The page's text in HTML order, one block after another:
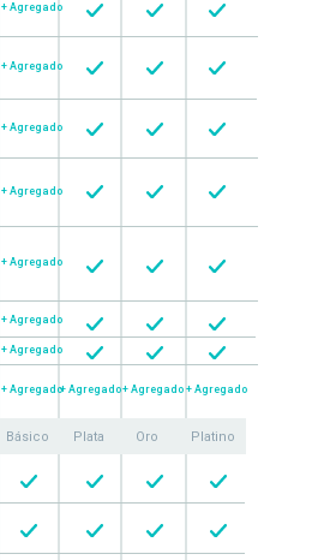
+ Agregado
+ Agregado + Agregado + Agregado
+ Agregado
+ Agregado
+ Agregado
+ Agregado
+ Agregado
+ Agregado
+ Agregado
Básico Plata Oro Platino